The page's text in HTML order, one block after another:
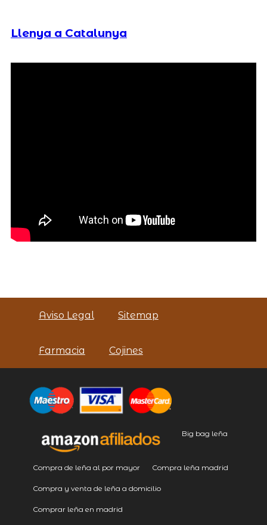
Llenya a Catalunya
Aviso Legal Sitemap
Farmacia Cojines
Big bag leña
Compra de leña al por mayor Compra leña madrid
Compra y venta de leña a domicilio
Comprar leña en madrid